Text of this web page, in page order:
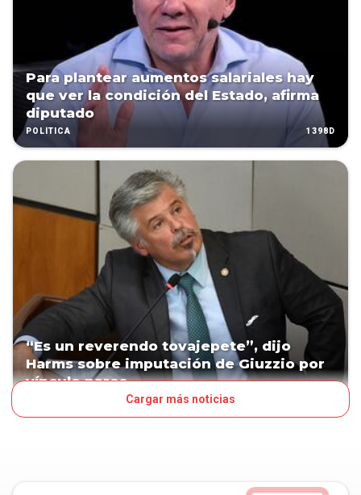
Para plantear aumentos salariales hay
que ver la condición del Estado, afirma
diputado
POLÍTICA 1398D
“Es un reverendo tovajepete”, dijo
Harms sobre imputación de Giuzzio por
vínculo narco
Cargar más noticias